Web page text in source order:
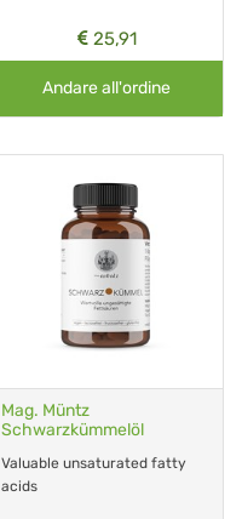
25,91
Andare all'ordine
Mag. Müntz
Schwarzkümmelöl
Valuable unsaturated fatty
acids